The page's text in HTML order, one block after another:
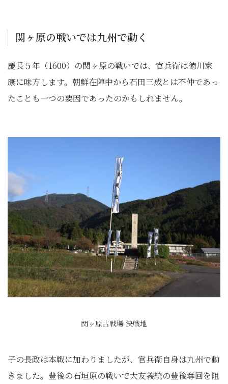
関ヶ原の戦いでは九州で動く
慶長５年（1600）の関ヶ原の戦いでは、官兵衛は徳川家
康に味方します。朝鮮在陣中から石田三成とは不仲であっ
たことも一つの要因であったのかもしれません。
関ヶ原古戦場 決戦地
子の長政は本戦に加わりましたが、官兵衛自身は九州で動
きました。豊後の石垣原の戦いで大友義統の豊後奪回を阻